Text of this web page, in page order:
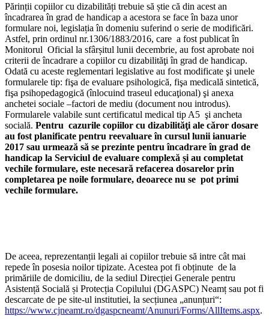
Părinții copiilor cu dizabilități trebuie să știe că din acest an
încadrarea în grad de handicap a acestora se face în baza unor
formulare noi, legislația în domeniu suferind o serie de modificări.
Astfel, prin ordinul nr.1306/1883/2016, care a fost publicat în
Monitorul Oficial la sfârșitul lunii decembrie, au fost aprobate noi
criterii de încadrare a copiilor cu dizabilităţi în grad de handicap.
Odată cu aceste reglementari legislative au fost modificate şi unele
formularele tip: fişa de evaluare psihologică, fişa medicală sintetică,
fişa psihopedagogică (înlocuind traseul educaţional) şi anexa
anchetei sociale –factori de mediu (document nou introdus).
Formularele valabile sunt certificatul medical tip A5 şi ancheta
socială. Pentru cazurile copiilor cu dizabilităţi ale căror dosare
au fost planificate pentru reevaluare în cursul lunii ianuarie
2017 sau urmează să se prezinte pentru încadrare în grad de
handicap la Serviciul de evaluare complexă și au completat
vechile formulare, este necesară refacerea dosarelor prin
completarea pe noile formulare, deoarece nu se pot primi
vechile formulare.
De aceea, reprezentanții legali ai copiilor trebuie să intre cât mai
repede în posesia noilor tipizate. Acestea pot fi obținute de la
primăriile de domiciliu, de la sediul Direcției Generale pentru
Asistență Socială și Protecția Copilului (DGASPC) Neamț sau pot fi
descarcate de pe site-ul institutiei, la secțiunea „anunțuri“:
https://www.cjneamt.ro/dgaspcneamt/Anunuri/Forms/AllItems.aspx.